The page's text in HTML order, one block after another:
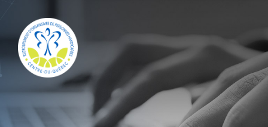
Offre d’emploi
Facebook